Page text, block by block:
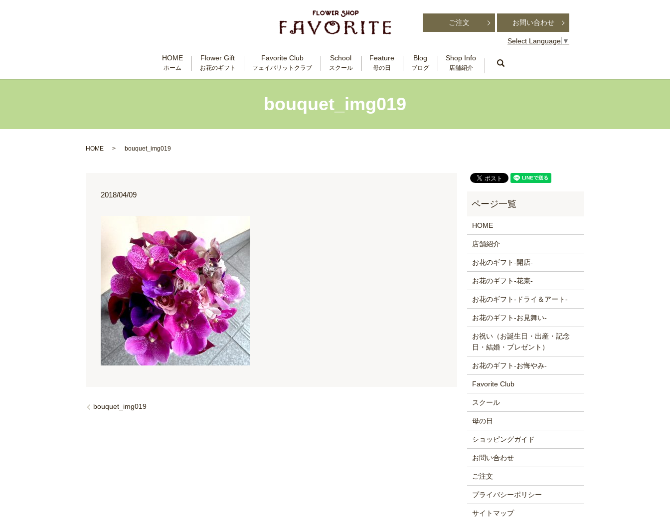
ご注文 お問い合わせ
Select Language ▼
HOME
ホーム
Flower Gift
お花のギフト
Favorite Club
フェイバリットクラブ
School
スクール
Feature
母の日
Blog
ブログ
Shop Info
店舗紹介
bouquet_img019
HOME bouquet_img019
2018/04/09
bouquet_img019
HOME
店舗紹介
お花のギフト-開店-
お花のギフト-花束-
お花のギフト-ドライ＆アート-
お花のギフト-お見舞い-
お祝い（お誕生日・出産・記念
日・結婚・プレゼント）
お花のギフト-お悔やみ-
Favorite Club
スクール
母の日
ショッピングガイド
お問い合わせ
ご注文
プライバシーポリシー
サイトマップ